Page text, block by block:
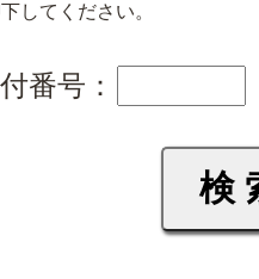
してください。
番号：